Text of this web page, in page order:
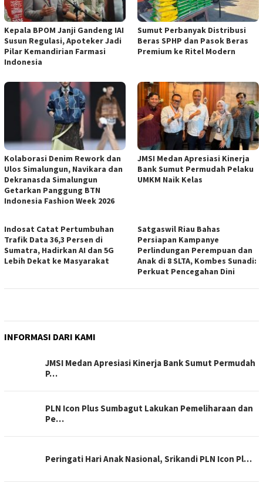
Kepala BPOM Janji Gandeng IAI
Susun Regulasi, Apoteker Jadi
Pilar Kemandirian Farmasi
Indonesia
Sumut Perbanyak Distribusi
Beras SPHP dan Pasok Beras
Premium ke Ritel Modern
Kolaborasi Denim Rework dan
Ulos Simalungun, Navikara dan
Dekranasda Simalungun
Getarkan Panggung BTN
Indonesia Fashion Week 2026
JMSI Medan Apresiasi Kinerja
Bank Sumut Permudah Pelaku
UMKM Naik Kelas
Indosat Catat Pertumbuhan
Trafik Data 36,3 Persen di
Sumatra, Hadirkan AI dan 5G
Lebih Dekat ke Masyarakat
Satgaswil Riau Bahas
Persiapan Kampanye
Perlindungan Perempuan dan
Anak di 8 SLTA, Kombes Sunadi:
Perkuat Pencegahan Dini
INFORMASI DARI KAMI
JMSI Medan Apresiasi Kinerja Bank Sumut Permudah
P…
PLN Icon Plus Sumbagut Lakukan Pemeliharaan dan
Pe…
Peringati Hari Anak Nasional, Srikandi PLN Icon Pl…